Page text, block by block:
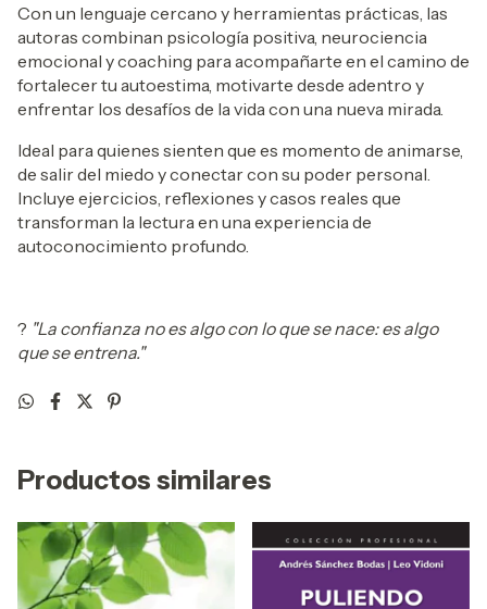
Con un lenguaje cercano y herramientas prácticas, las
autoras combinan psicología positiva, neurociencia
emocional y coaching para acompañarte en el camino de
fortalecer tu autoestima, motivarte desde adentro y
enfrentar los desafíos de la vida con una nueva mirada.
Ideal para quienes sienten que es momento de animarse,
de salir del miedo y conectar con su poder personal.
Incluye ejercicios, reflexiones y casos reales que
transforman la lectura en una experiencia de
autoconocimiento profundo.
? "La confianza no es algo con lo que se nace: es algo
que se entrena."
Productos similares